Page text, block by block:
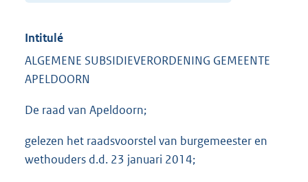
Intitulé
ALGEMENE SUBSIDIEVERORDENING GEMEENTE
APELDOORN
De raad van Apeldoorn;
gelezen het raadsvoorstel van burgemeester en
wethouders d.d. 23 januari 2014;